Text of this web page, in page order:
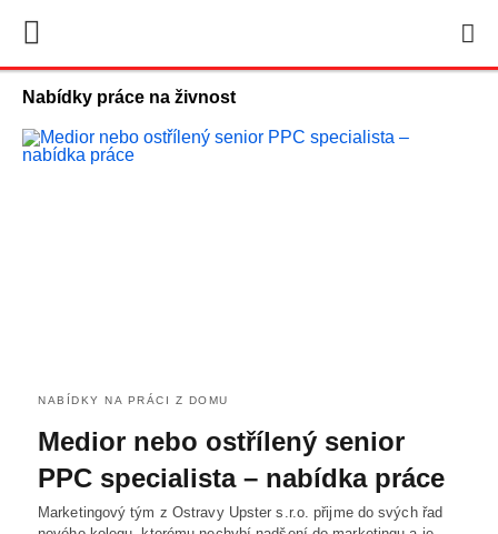
Nabídky práce na živnost
NABÍDKY NA PRÁCI Z DOMU
Medior nebo ostřílený senior
PPC specialista – nabídka práce
Marketingový tým z Ostravy Upster s.r.o. přijme do svých řad